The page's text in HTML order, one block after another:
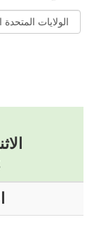
الاثنين